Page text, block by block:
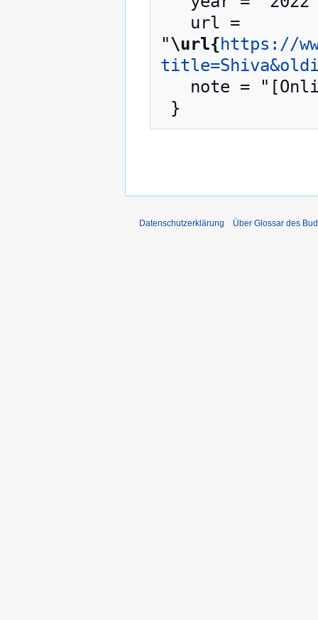
"\url{https://
Datenschutzerklärung Über Glossar des